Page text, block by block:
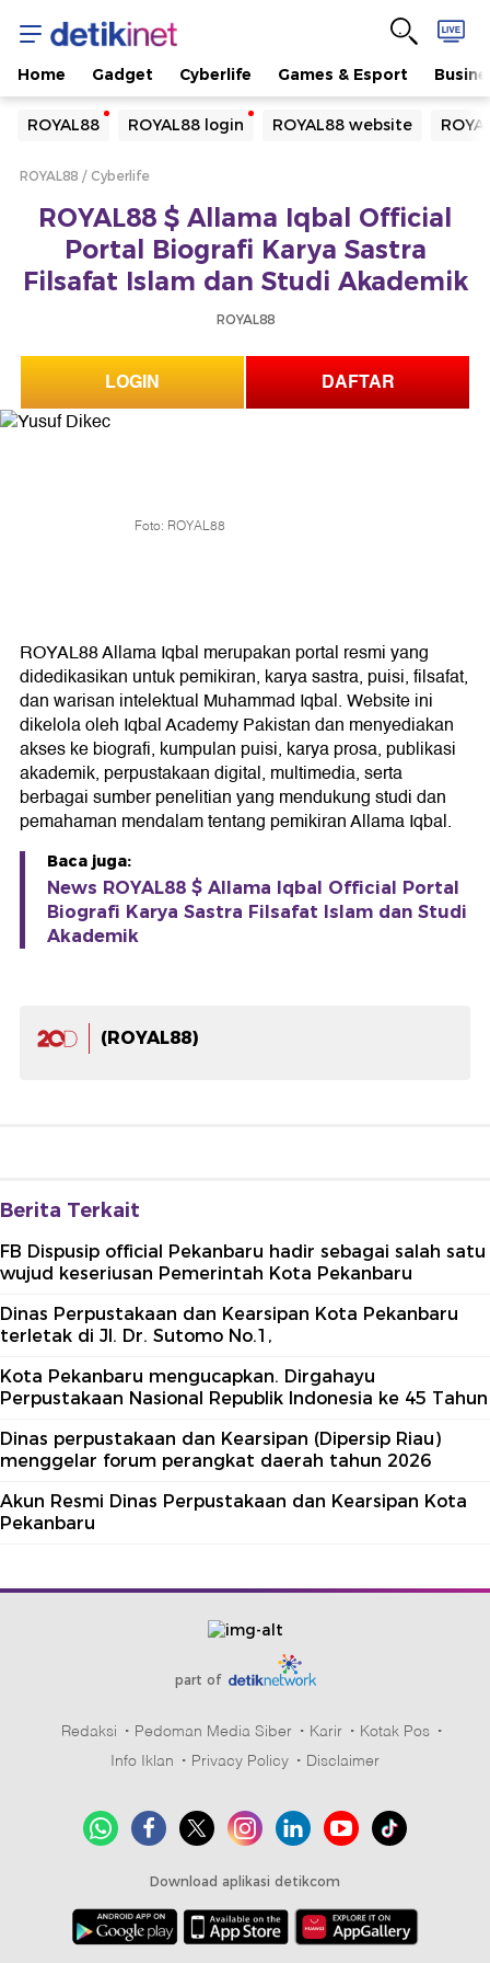
Home Gadget Cyberlife Games & Esport
ROYAL88 ROYAL88 login ROYAL88 website
Yang sedang ramai dicari
Loading...
Loading...
ROYAL88 Cyberlife
ROYAL88 $ Allama Iqbal Official
Portal Biografi Karya Sastra
Filsafat Islam dan Studi Akademik
ROYAL88
LOGIN DAFTAR
Foto: ROYAL88
ROYAL88 Allama Iqbal merupakan portal resmi yang
didedikasikan untuk pemikiran, karya sastra, puisi, filsafat,
dan warisan intelektual Muhammad Iqbal. Website ini
dikelola oleh Iqbal Academy Pakistan dan menyediakan
akses ke biografi, kumpulan puisi, karya prosa, publikasi
akademik, perpustakaan digital, multimedia, serta
berbagai sumber penelitian yang mendukung studi dan
pemahaman mendalam tentang pemikiran Allama Iqbal.
Baca juga:
News ROYAL88 $ Allama Iqbal Official Portal
Biografi Karya Sastra Filsafat Islam dan Studi
Akademik
(ROYAL88)
Berita Terkait
FB Dispusip official Pekanbaru hadir sebagai salah satu
wujud keseriusan Pemerintah Kota Pekanbaru
Dinas Perpustakaan dan Kearsipan Kota Pekanbaru
terletak di Jl. Dr. Sutomo No.1,
Kota Pekanbaru mengucapkan. Dirgahayu
Perpustakaan Nasional Republik Indonesia ke 45 Tahun
Dinas perpustakaan dan Kearsipan (Dipersip Riau)
menggelar forum perangkat daerah tahun 2026
Akun Resmi Dinas Perpustakaan dan Kearsipan Kota
Pekanbaru
part of
Redaksi Pedoman Media Siber Karir
Kotak Pos
Info Iklan
Privacy Policy Disclaimer
Download aplikasi detikcom